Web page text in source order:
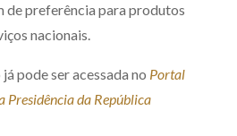
por Escrito
Zênite
de preferência para produtos
nacionais.
pode ser acessada no Portal
Presidência da República